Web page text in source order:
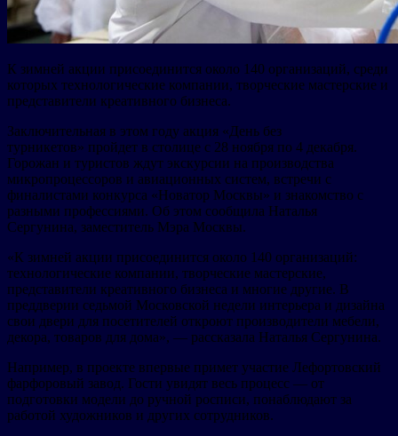
К зимней акции присоединится около 140 организаций, среди
которых технологические компании, творческие мастерские и
представители креативного бизнеса.
Заключительная в этом году акция «День без
турникетов» пройдет в столице с 28 ноября по 4 декабря.
Горожан и туристов ждут экскурсии на производства
микропроцессоров и авиационных систем, встречи с
финалистами конкурса «Новатор Москвы» и знакомство с
разными профессиями. Об этом сообщила Наталья
Сергунина, заместитель Мэра Москвы.
«К зимней акции присоединится около 140 организаций:
технологические компании, творческие мастерские,
представители креативного бизнеса и многие другие. В
преддверии седьмой Московской недели интерьера и дизайна
свои двери для посетителей откроют производители мебели,
декора, товаров для дома», — рассказала Наталья Сергунина.
Например, в проекте впервые примет участие Лефортовский
фарфоровый завод. Гости увидят весь процесс — от
подготовки модели до ручной росписи, понаблюдают за
работой художников и других сотрудников.